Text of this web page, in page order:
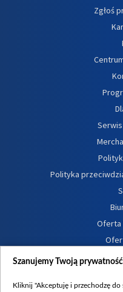
Zgłoś
Polityka
Oferta
Procedura
Szanujemy Twoją prywatność
Kliknij "Akceptuję i przechodzę do